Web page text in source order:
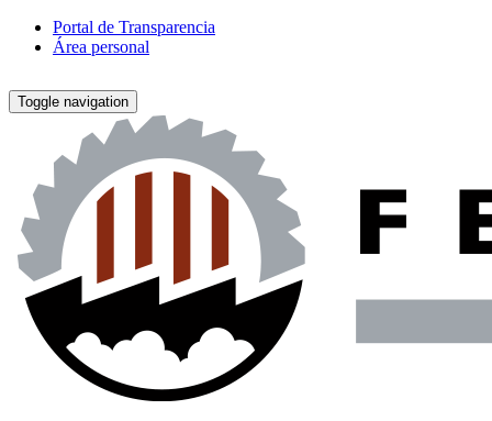
Portal de Transparencia
Área personal
Toggle navigation